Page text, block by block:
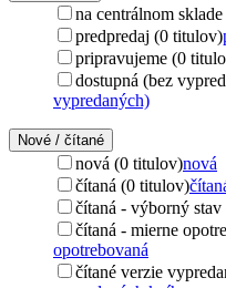
na centrálnom
predpredaj (0 titulov)
pripravujeme (0
dostupná (bez
vypredaných)
Nové / čítané
nová (0 titulov)nová
čítaná (0 titulov)
čítaná - výborný
čítaná - mierne
opotrebovaná
čítané verzie